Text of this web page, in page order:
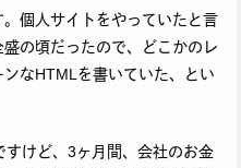
個人サイトをやっていたと言
の頃だったので、どこかのレ
なHTMLを書いていた、とい
けど、3ヶ月間、会社のお金